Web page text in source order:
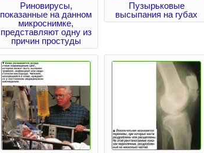
Риновирусы,
показанные на данном
микроснимке,
представляют одну из
причин простуды
Пузырьковые
высыпания на губах